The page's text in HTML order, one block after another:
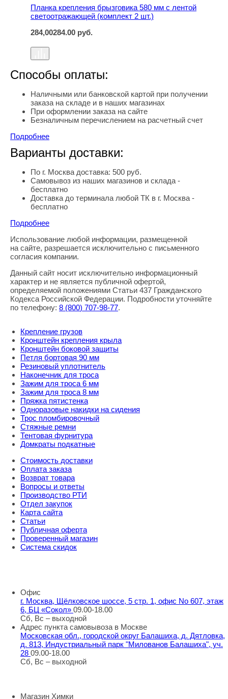
Планка крепления брызговика 580 мм с лентой
светоотражающей (комплект 2 шт.)
284,00284.00 руб.
Способы оплаты:
Наличными или банковской картой при получении
заказа на складе и в наших магазинах
При оформлении заказа на сайте
Безналичным перечислением на расчетный счет
Подробнее
Варианты доставки:
По г. Москва доставка: 500 руб.
Самовывоз из наших магазинов и склада -
бесплатно
Доставка до терминала любой ТК в г. Москва -
бесплатно
Подробнее
Правовая информация
Использование любой информации, размещенной
на сайте, разрешается исключительно с письменного
согласия компании.
Данный сайт носит исключительно информационный
характер и не является публичной офертой,
определяемой положениями Статьи 437 Гражданского
Кодекса Российской Федерации. Подробности уточняйте
по телефону: 8 (800) 707-98-77.
Крепление грузов
Кронштейн крепления крыла
Кронштейн боковой защиты
Петля бортовая 90 мм
Резиновый уплотнитель
Наконечник для троса
Зажим для троса 6 мм
Зажим для троса 8 мм
Пряжка пятистенка
Одноразовые накидки на сидения
Трос пломбировочный
Стяжные ремни
Тентовая фурнитура
Домкраты подкатные
Стоимость доставки
Оплата заказа
Возврат товара
Вопросы и ответы
Производство РТИ
Отдел закупок
Карта сайта
Статьи
Публичная оферта
Проверенный магазин
Система скидок
Офис
г. Москва, Щёлковское шоссе, 5 стр. 1, офис No 607, этаж
6, БЦ «Сокол» 09.00-18.00
Сб, Вс – выходной
Адрес пункта самовывоза в Москве
Московская обл., городской округ Балашиха, д. Дятловка,
д. 813, Индустриальный парк "Милованов Балашиха", уч.
28 09.00-18.00
Сб, Вс – выходной
Магазин Химки